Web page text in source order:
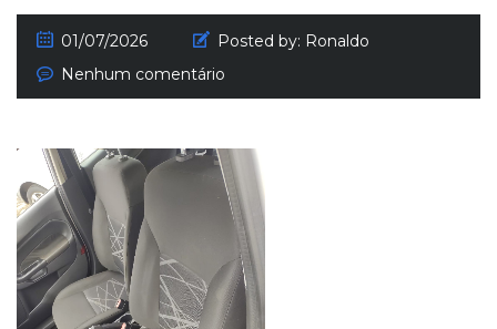
01/07/2026 Posted by: Ronaldo
Nenhum comentário